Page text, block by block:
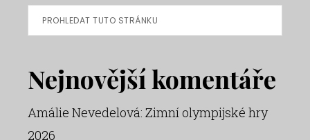
Prohledat
tuto
Nejnovější komentáře
Amálie Nevedelová: Zimní olympijské hry
2026